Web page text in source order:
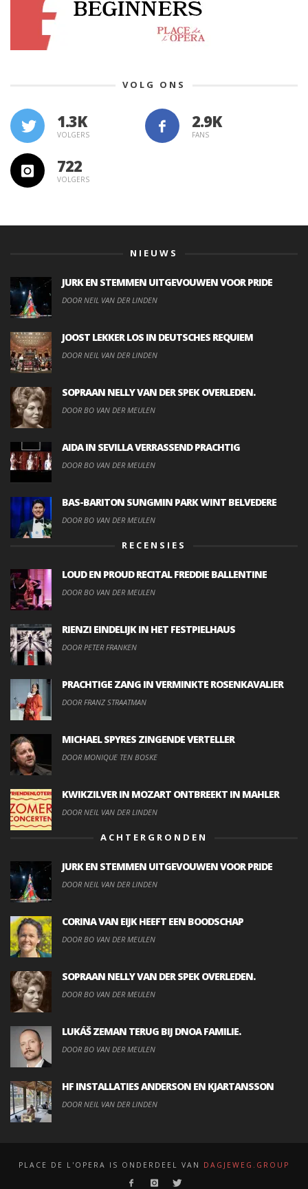
VOLG ONS
1.3K
VOLGERS FANS
722
VOLGERS
NIEUWS
JURK EN STEMMEN UITGEVOUWEN VOOR PRIDE
DOOR NEIL VAN DER LINDEN
JOOST LEKKER LOS IN DEUTSCHES REQUIEM
DOOR NEIL VAN DER LINDEN
SOPRAAN NELLY VAN DER SPEK OVERLEDEN.
DOOR BO VAN DER MEULEN
AIDA IN SEVILLA VERRASSEND PRACHTIG
DOOR BO VAN DER MEULEN
BAS-BARITON SUNGMIN PARK WINT BELVEDERE
DOOR BO VAN DER MEULEN
RECENSIES
LOUD EN PROUD RECITAL FREDDIE BALLENTINE
DOOR BO VAN DER MEULEN
RIENZI EINDELIJK IN HET FESTPIELHAUS
DOOR PETER FRANKEN
PRACHTIGE ZANG IN VERMINKTE ROSENKAVALIER
DOOR FRANZ STRAATMAN
MICHAEL SPYRES ZINGENDE VERTELLER
DOOR MONIQUE TEN BOSKE
KWIKZILVER IN MOZART ONTBREEKT IN MAHLER
DOOR NEIL VAN DER LINDEN
ACHTERGRONDEN
JURK EN STEMMEN UITGEVOUWEN VOOR PRIDE
DOOR NEIL VAN DER LINDEN
CORINA VAN EIJK HEEFT EEN BOODSCHAP
DOOR BO VAN DER MEULEN
SOPRAAN NELLY VAN DER SPEK OVERLEDEN.
DOOR BO VAN DER MEULEN
LUKÁŠ ZEMAN TERUG BIJ DNOA FAMILIE.
DOOR BO VAN DER MEULEN
HF INSTALLATIES ANDERSON EN KJARTANSSON
DOOR NEIL VAN DER LINDEN
PLACE DE L'OPERA IS ONDERDEEL VAN DAGJEWEG.GROUP